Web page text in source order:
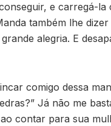
e carregá-
também lhe
alegria. E
comigo dessa
Já não me
contar para sua